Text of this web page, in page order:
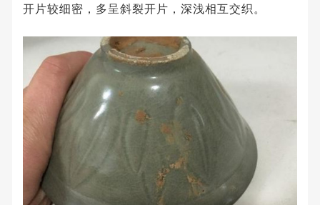
开片较细密，多呈斜裂开片，深浅相互交织。